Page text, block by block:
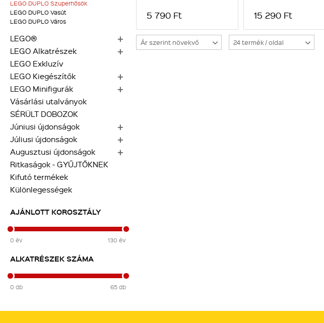
LEGO DUPLO Szuperhősök
LEGO DUPLO Vasút
LEGO DUPLO Város
LEGO®
LEGO Alkatrészek
LEGO Exkluzív
LEGO Kiegészítők
LEGO Minifigurák
Vásárlási utalványok
SÉRÜLT DOBOZOK
Júniusi újdonságok
Júliusi újdonságok
Augusztusi újdonságok
Ritkaságok - GYŰJTŐKNEK
Kifutó termékek
Különlegességek
AJÁNLOTT KOROSZTÁLY
0 év 130 év
ALKATRÉSZEK SZÁMA
0 db 65 db
5 790 Ft 15 290 Ft
Ár szerint növekvő 24 termék / oldal